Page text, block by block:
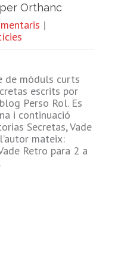
Orthanc
|
de mòduls curts
escrits por
Perso Rol. Es
i continuació
Secretas, Vade
mateix:
Retro para 2 a